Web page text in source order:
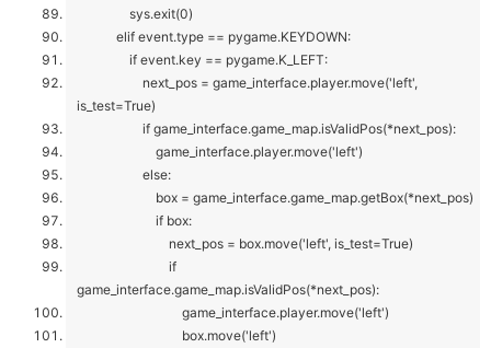
sys.exit(0)
elif event.type == pygame.KEYDOWN:
if event.key == pygame.K_LEFT:
next_pos = game_interface.player.move('left',
is_test=True)
if game_interface.game_map.isValidPos(*next_pos):
game_interface.player.move('left')
else:
box = game_interface.game_map.getBox(*next_pos)
if box:
next_pos = box.move('left', is_test=True)
if
game_interface.game_map.isValidPos(*next_pos):
game_interface.player.move('left')
box.move('left')